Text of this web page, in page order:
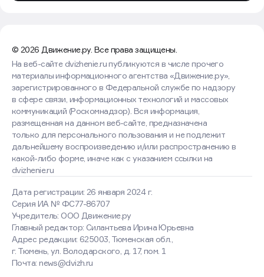
© 2026 Движение.ру. Все права защищены.
Дата регистрации: 26 января 2024 г.
Серия ИА № ФС77-86707
Учредитель: ООО Движение.ру
Главный редактор: Силантьева Ирина Юрьевна
Адрес редакции: 625003, Тюменская обл.,
г. Тюмень, ул. Володарского, д. 17, пом. 1
Почта: news@dvizh.ru
На веб-сайте dvizhenie.ru публикуются в числе прочего
материалы информационного агентства «Движение.ру»,
зарегистрированного в Федеральной службе по надзору
в сфере связи, информационных технологий и массовых
коммуникаций (Роскомнадзор). Вся информация,
размещенная на данном веб-сайте, предназначена
только для персонального пользования и не подлежит
дальнейшему воспроизведению и/или распространению в
какой-либо форме, иначе как с указанием ссылки на
dvizhenie.ru
Оставаясь на сайте, вы
соглашаетесь с использованием